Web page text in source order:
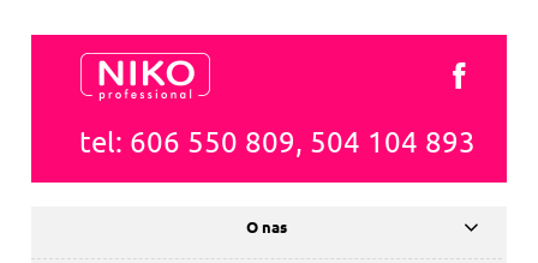
tel: 606 550 809, 504 104 893
O nas